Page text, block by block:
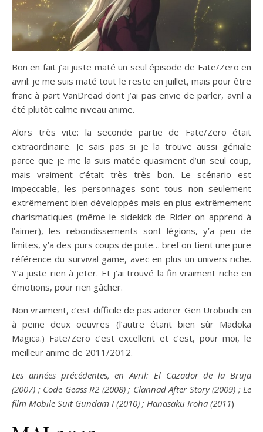
Bon en fait j’ai juste maté un seul épisode de Fate/Zero en
avril: je me suis maté tout le reste en juillet, mais pour être
franc à part VanDread dont j’ai pas envie de parler, avril a
été plutôt calme niveau anime.
Alors très vite: la seconde partie de Fate/Zero était
extraordinaire. Je sais pas si je la trouve aussi géniale
parce que je me la suis matée quasiment d’un seul coup,
mais vraiment c’était très très bon. Le scénario est
impeccable, les personnages sont tous non seulement
extrêmement bien développés mais en plus extrêmement
charismatiques (même le sidekick de Rider on apprend à
l’aimer), les rebondissements sont légions, y’a peu de
limites, y’a des purs coups de pute… bref on tient une pure
référence du survival game, avec en plus un univers riche.
Y’a juste rien à jeter. Et j’ai trouvé la fin vraiment riche en
émotions, pour rien gâcher.
Non vraiment, c’est difficile de pas adorer Gen Urobuchi en
à peine deux oeuvres (l’autre étant bien sûr Madoka
Magica.) Fate/Zero c’est excellent et c’est, pour moi, le
meilleur anime de 2011/2012.
Les années précédentes, en Avril: El Cazador de la Bruja
(2007) ; Code Geass R2 (2008) ; Clannad After Story (2009) ; Le
film Mobile Suit Gundam I (2010) ; Hanasaku Iroha (2011)